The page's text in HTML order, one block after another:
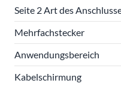
Seite 2 Art des
Mehrfachstecker
Anwendungsbereich
Kabelschirmung